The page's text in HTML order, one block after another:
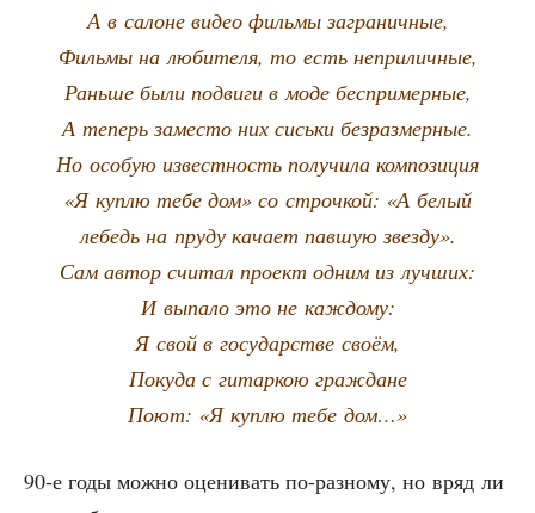
А в салоне видео филь­мы заграничные,
Филь­мы на люби­те­ля, то есть неприличные,
Рань­ше были подви­ги в моде беспримерные,
А теперь заме­сто них сись­ки безразмерные.
Но осо­бую извест­ность полу­чи­ла ком­по­зи­ция
«Я куп­лю тебе дом» со строч­кой: «А белый
лебедь на пру­ду кача­ет пав­шую звезду».
Сам автор счи­тал про­ект одним из лучших:
И выпа­ло это не каждому:
Я свой в госу­дар­стве своём,
Поку­да с гитар­кою граждане
Поют: «Я куп­лю тебе дом…»
90‑е годы мож­но оце­ни­вать по-раз­но­му, но вряд ли